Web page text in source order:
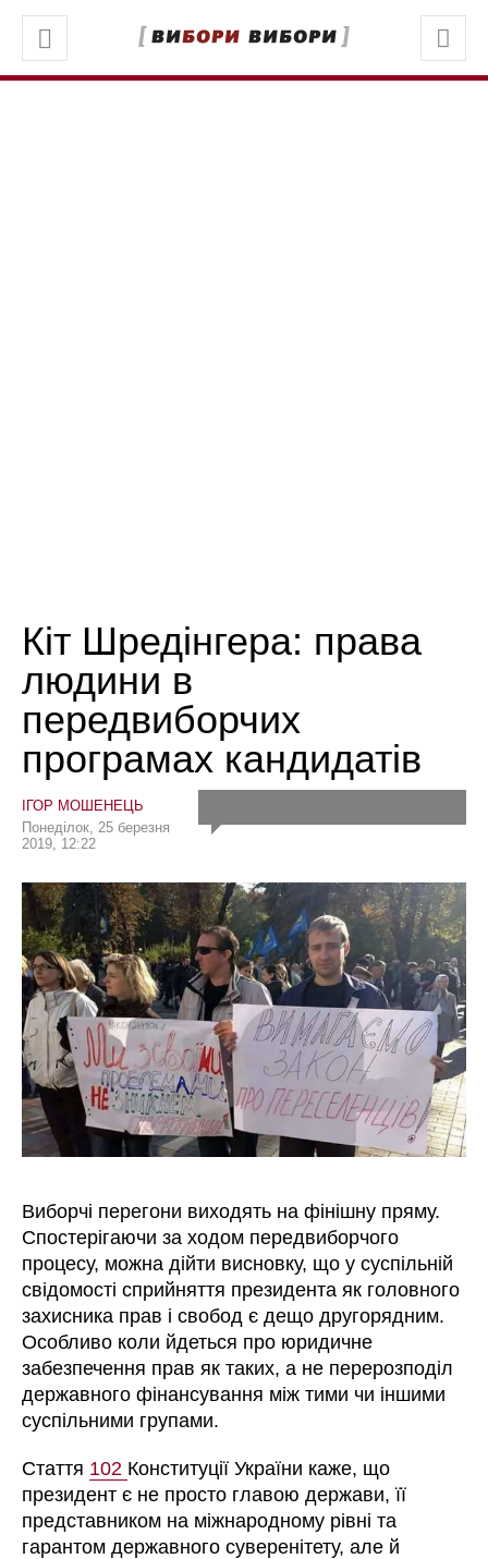
Кіт Шредінгера: права
людини в
передвиборчих
програмах кандидатів
ІГОР МОШЕНЕЦЬ
Понеділок, 25 березня
2019, 12:22
Виборчі перегони виходять на фінішну пряму.
Спостерігаючи за ходом передвиборчого
процесу, можна дійти висновку, що у суспільній
свідомості сприйняття президента як головного
захисника прав і свобод є дещо другорядним.
Особливо коли йдеться про юридичне
забезпечення прав як таких, а не перерозподіл
державного фінансування між тими чи іншими
суспільними групами.
Cтаття 102 Конституції України каже, що
президент є не просто главою держави, її
представником на міжнародному рівні та
гарантом державного суверенітету, але й